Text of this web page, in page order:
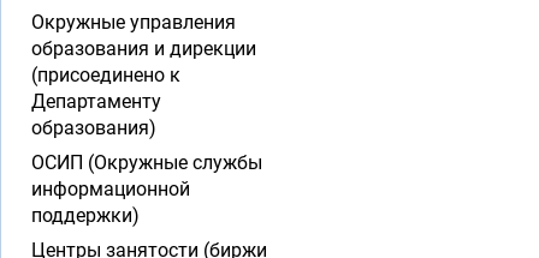
Окружные управления
образования и дирекции
(присоединено к
Департаменту
образования)
ОСИП (Окружные службы
информационной
поддержки)
Центры занятости (биржи